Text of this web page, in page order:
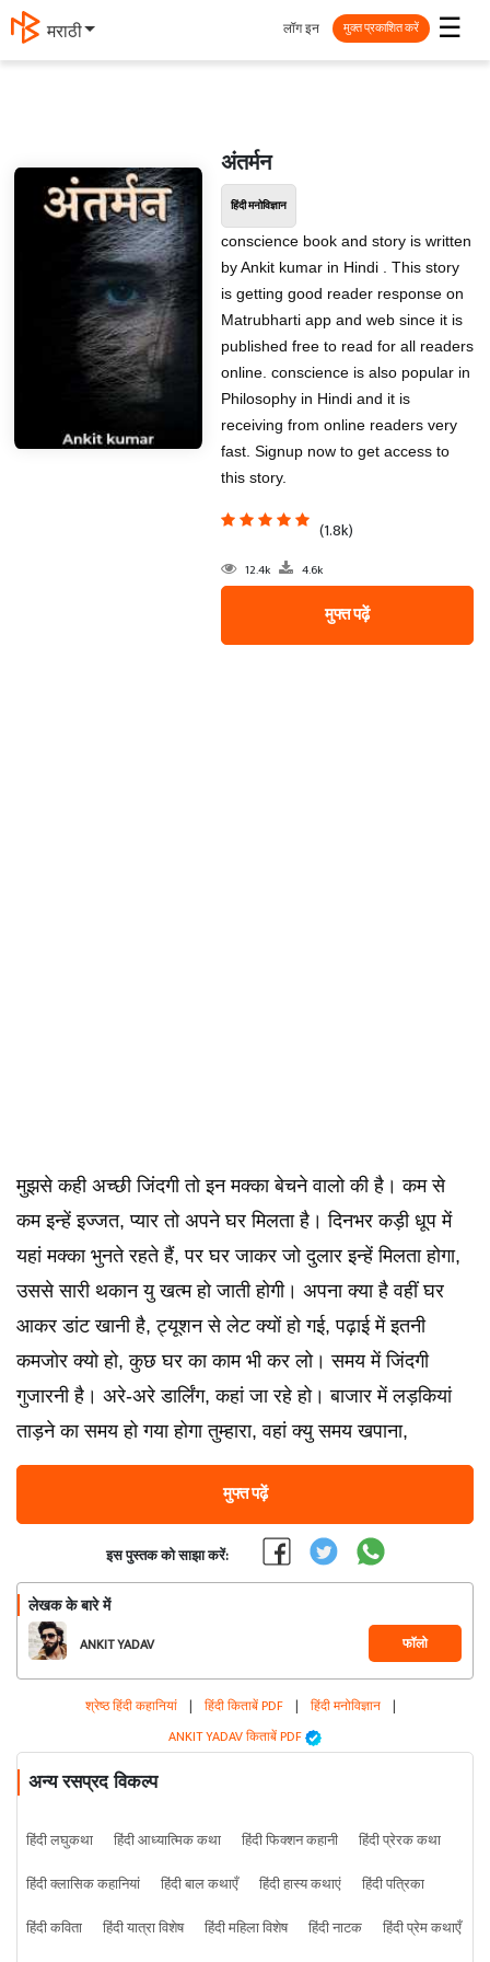
मराठी ☰
लॉग इन मुक्त प्रकाशित करें
अंतर्मन
हिंदी मनोविज्ञान
conscience book and story is written
by Ankit kumar in Hindi . This story
is getting good reader response on
Matrubharti app and web since it is
published free to read for all readers
online. conscience is also popular in
Philosophy in Hindi and it is
receiving from online readers very
fast. Signup now to get access to
this story.
(1.8k)
12.4k 4.6k
मुफ्त पढ़ें
मुझसे कही अच्छी जिंदगी तो इन मक्का बेचने वालो की है। कम से
कम इन्हें इज्जत, प्यार तो अपने घर मिलता है। दिनभर कड़ी धूप में
यहां मक्का भुनते रहते हैं, पर घर जाकर जो दुलार इन्हें मिलता होगा,
उससे सारी थकान यु खत्म हो जाती होगी। अपना क्या है वहीं घर
आकर डांट खानी है, ट्यूशन से लेट क्यों हो गई, पढ़ाई में इतनी
कमजोर क्यो हो, कुछ घर का काम भी कर लो। समय में जिंदगी
गुजारनी है। अरे-अरे डार्लिंग, कहां जा रहे हो। बाजार में लड़कियां
ताड़ने का समय हो गया होगा तुम्हारा, वहां क्यु समय खपाना,
मुफ्त पढ़ें
इस पुस्तक को साझा करें:
लेखक के बारे में
ANKIT YADAV फॉलो
श्रेष्ठ हिंदी कहानियां | हिंदी किताबें PDF | हिंदी मनोविज्ञान |
ANKIT YADAV किताबें PDF
अन्य रसप्रद विकल्प
हिंदी लघुकथा हिंदी आध्यात्मिक कथा हिंदी फिक्शन कहानी
हिंदी प्रेरक कथा
हिंदी क्लासिक कहानियां
हिंदी बाल कथाएँ हिंदी हास्य कथाएं
हिंदी पत्रिका
हिंदी कविता
हिंदी यात्रा विशेष हिंदी महिला विशेष हिंदी नाटक
हिंदी प्रेम कथाएँ